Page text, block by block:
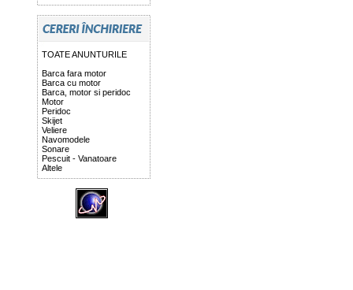
TOATE ANUNTURILE
Barca fara motor
Barca cu motor
Barca, motor si peridoc
Motor
Peridoc
Skijet
Veliere
Navomodele
Sonare
Pescuit - Vanatoare
Altele